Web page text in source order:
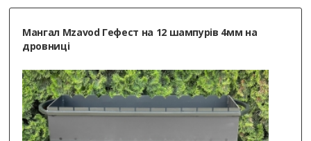
Мангал Mzavod Гефест на 12 шампурів 4мм на
дровниці